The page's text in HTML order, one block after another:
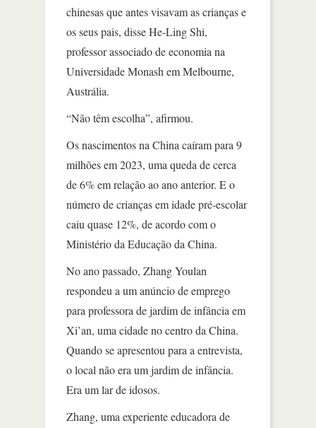
chinesas que antes visavam as crianças e
os seus pais, disse He-Ling Shi,
professor associado de economia na
Universidade Monash em Melbourne,
Austrália.
“Não têm escolha”, afirmou.
Os nascimentos na China caíram para 9
milhões em 2023, uma queda de cerca
de 6% em relação ao ano anterior. E o
número de crianças em idade pré-escolar
caiu quase 12%, de acordo com o
Ministério da Educação da China.
No ano passado, Zhang Youlan
respondeu a um anúncio de emprego
para professora de jardim de infância em
Xi’an, uma cidade no centro da China.
Quando se apresentou para a entrevista,
o local não era um jardim de infância.
Era um lar de idosos.
Zhang, uma experiente educadora de